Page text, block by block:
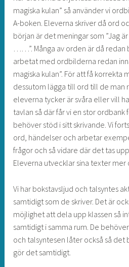
magiska kulan” så använder vi
A-boken. Eleverna skriver då ord
början är det meningar som ”Jag
……”. Många av orden är då
arbetat med ordbilderna redan
magiska kulan”. För att få korrekta
dessutom lägga till ord till de man
eleverna tycker är svåra eller vill
tavlan så där får vi en stor
behöver stöd i sitt skrivande. Vi
ord, händelser och arbetar
frågor och så vidare där det tas upp
Eleverna utvecklar sina texter mer
Vi har bokstavsljud och talsyntes
samtidigt som de skriver. Det är
möjlighet att dela upp klassen så
samtidigt i samma rum. De
och talsyntesen låter också så
gör det samtidigt.